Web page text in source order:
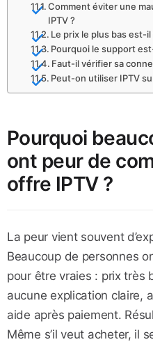
Comment éviter une
IPTV ?
Le prix le plus bas est-
Pourquoi le support
Faut-il vérifier sa
Peut-on utiliser IPTV
Pourquoi
ont peur de
offre IPTV ?
La peur vient souvent
Beaucoup de personnes
pour être vraies : prix très
aucune explication claire,
aide après paiement.
Même s’il veut acheter, il